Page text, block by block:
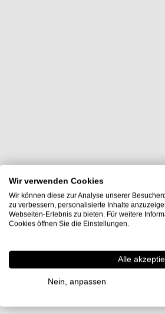
Wir verwenden Cookies
Wir können diese zur Analyse unserer
zu verbessern, personalisierte Inhalte
Webseiten-Erlebnis zu bieten. Für weitere
Cookies öffnen Sie die Einstellungen.
Alle
Nein, anpassen